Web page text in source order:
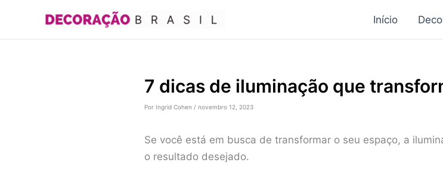
o
Início
7 dicas de iluminação que
Por Ingrid Cohen / novembro 12, 2023
Se você está em busca de transformar o seu espaço, a
o resultado desejado.